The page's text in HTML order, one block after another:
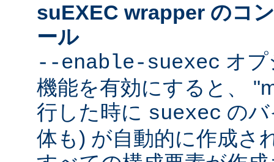
suEXEC wrapper のコ
ール
--enable-suexec オ
機能を有効にすると、
行した時に suexec の
体も) が自動的に作成さ